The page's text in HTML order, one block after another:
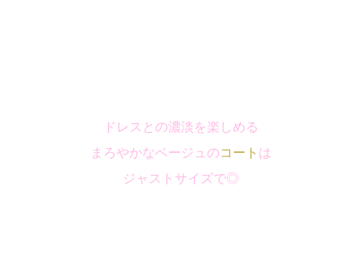
ドレスとの濃淡を楽しめる
まろやかなベージュのコート は
ジャストサイズで◎